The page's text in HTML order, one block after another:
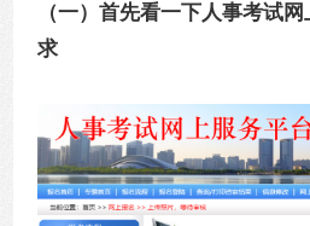
（一）首先看一下人事考试
求